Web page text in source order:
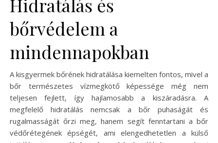
Hidratálás és
bőrvédelem a
mindennapokban
A kisgyermek bőrének hidratálása kiemelten fontos, mivel a
bőr természetes vízmegkötő képessége még nem
teljesen fejlett, így hajlamosabb a kiszáradásra. A
megfelelő hidratálás nemcsak a bőr puhaságát és
rugalmasságát őrzi meg, hanem segít fenntartani a bőr
védőrétegének épségét, ami elengedhetetlen a külső